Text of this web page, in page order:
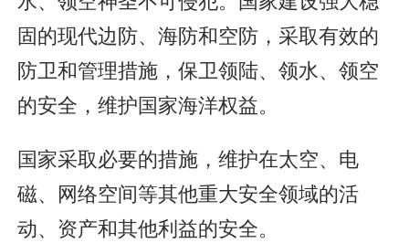
固的现代边防、海防和空防，采取有效的
防卫和管理措施，保卫领陆、领水、领空
的安全，维护国家海洋权益。
国家采取必要的措施，维护在太空、电
磁、网络空间等其他重大安全领域的活
动、资产和其他利益的安全。